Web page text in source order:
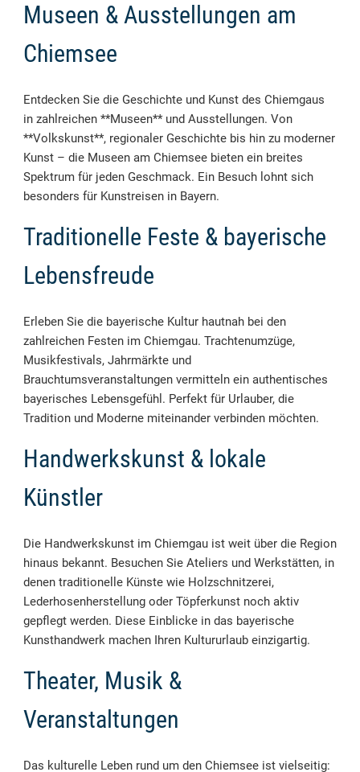
Museen & Ausstellungen am
Chiemsee
Entdecken Sie die Geschichte und Kunst des Chiemgaus
in zahlreichen **Museen** und Ausstellungen. Von
**Volkskunst**, regionaler Geschichte bis hin zu moderner
Kunst – die Museen am Chiemsee bieten ein breites
Spektrum für jeden Geschmack. Ein Besuch lohnt sich
besonders für Kunstreisen in Bayern.
Traditionelle Feste & bayerische
Lebensfreude
Erleben Sie die bayerische Kultur hautnah bei den
zahlreichen Festen im Chiemgau. Trachtenumzüge,
Musikfestivals, Jahrmärkte und
Brauchtumsveranstaltungen vermitteln ein authentisches
bayerisches Lebensgefühl. Perfekt für Urlauber, die
Tradition und Moderne miteinander verbinden möchten.
Handwerkskunst & lokale
Künstler
Die Handwerkskunst im Chiemgau ist weit über die Region
hinaus bekannt. Besuchen Sie Ateliers und Werkstätten, in
denen traditionelle Künste wie Holzschnitzerei,
Lederhosenherstellung oder Töpferkunst noch aktiv
gepflegt werden. Diese Einblicke in das bayerische
Kunsthandwerk machen Ihren Kultururlaub einzigartig.
Theater, Musik &
Veranstaltungen
Das kulturelle Leben rund um den Chiemsee ist vielseitig: